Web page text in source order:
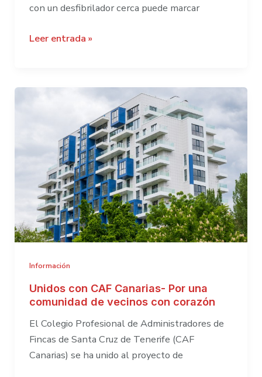
con un desfibrilador cerca puede marcar
Tipos
DEA,
manuales
Leer entrada »
Información
Unidos con CAF Canarias- Por una
comunidad de vecinos con corazón
El Colegio Profesional de Administradores de
Fincas de Santa Cruz de Tenerife (CAF
Canarias) se ha unido al proyecto de